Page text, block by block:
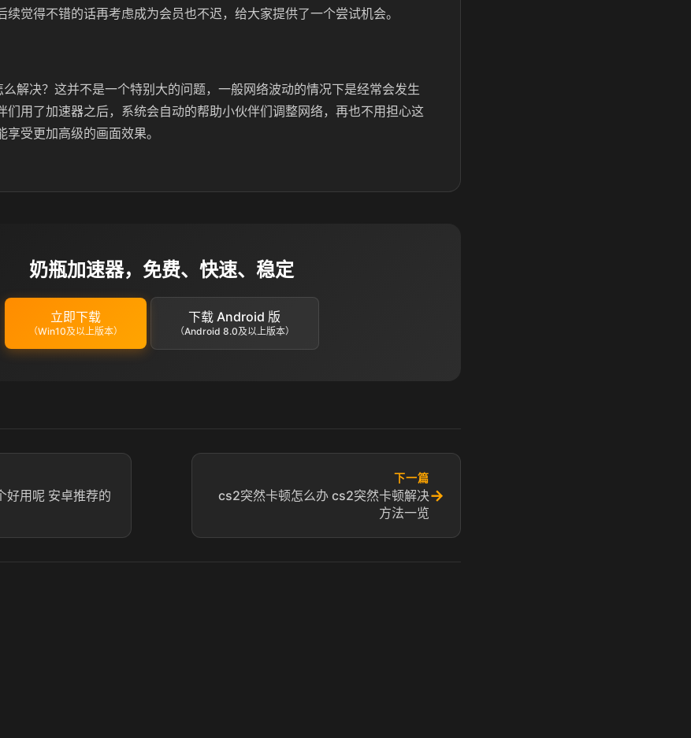
续觉得不错的话再考虑成为会员也不迟，给大家提供了一个尝试机会。
解决？这并不是一个特别大的问题，一般网络波动的情况下是经常会发生
们用了加速器之后，系统会自动的帮助小伙伴们调整网络，再也不用担心这
受更加高级的画面效果。
奶瓶加速器，免费、快速、稳定
立即下载
（Win10及以上版本）
下载 Android 版
（Android 8.0及以上版本）
好用呢 安卓推荐的
下一篇
cs2突然卡顿怎么办 cs2突然卡顿解决
方法一览
→